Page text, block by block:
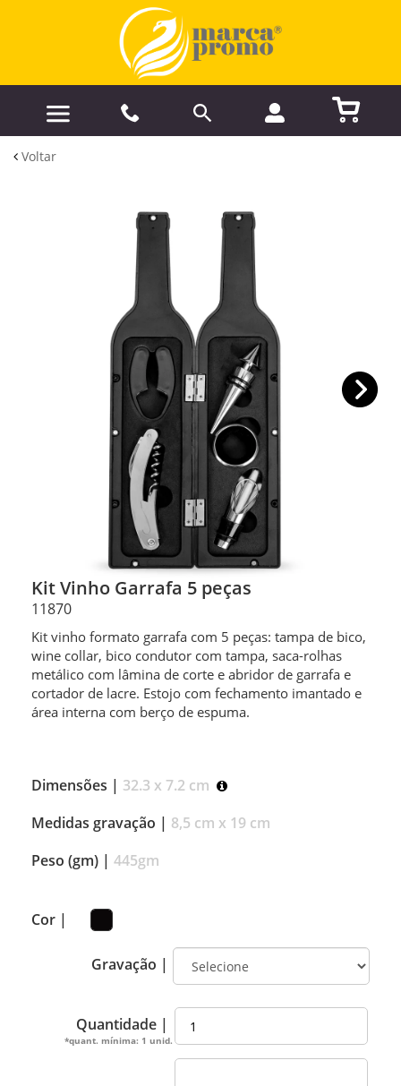
Voltar
Kit Vinho Garrafa 5 peças
11870
Kit vinho formato garrafa com 5 peças: tampa de bico,
wine collar, bico condutor com tampa, saca-rolhas
metálico com lâmina de corte e abridor de garrafa e
cortador de lacre. Estojo com fechamento imantado e
área interna com berço de espuma.
Dimensões | 32.3 x 7.2 cm
Medidas gravação | 8,5 cm x 19 cm
Peso (gm) | 445gm
Cor |
Gravação |
Quantidade |
*quant. mínima: 1 unid.